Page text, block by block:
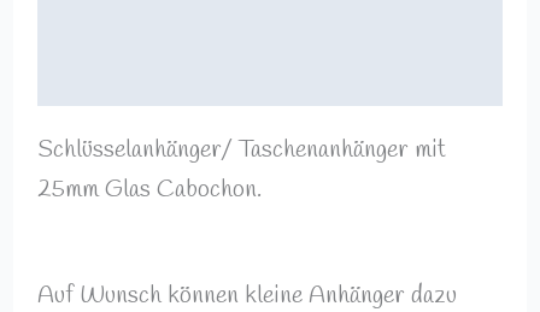
Schlüsselanhänger/ Taschenanhänger mit
25mm Glas Cabochon.
Auf Wunsch können kleine Anhänger dazu